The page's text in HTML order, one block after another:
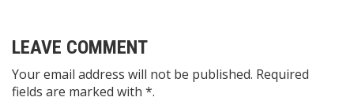
LEAVE COMMENT
Your email address will not be published. Required
fields are marked with *.